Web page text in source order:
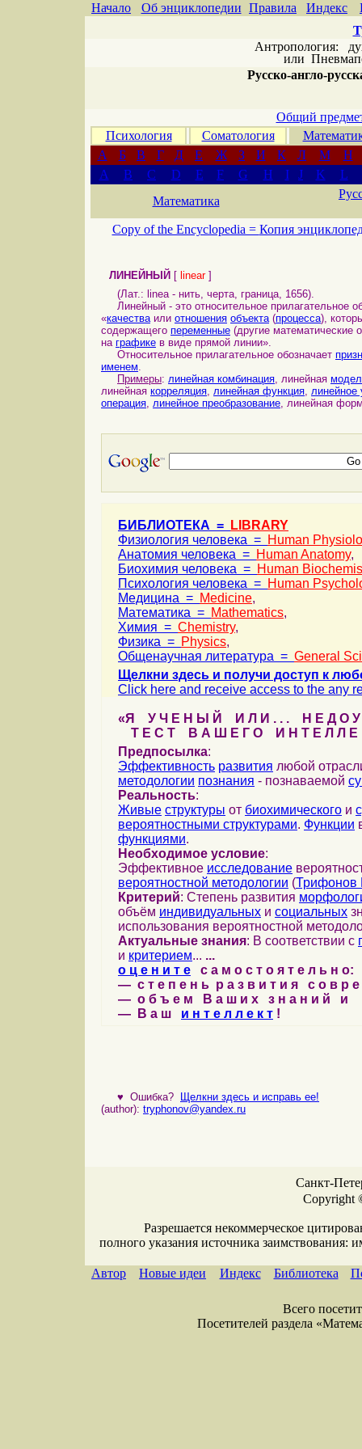
Начало Об энциклопедии Правила Индекс
Антропология:
или
Русско-англо-
Общий
Психология
Соматология
А
Б В Г Д Е Ж З И К Л М
Н
A
B C D E F G H I J K
L
Математика
Copy of the Encyclopedia = Копия
ЛИНЕЙНЫЙ [ linear]
(Лат.: linea - нить, черта, граница, 1656).
Линейный - это относительное прилагательное
«качестваили отношения объекта(процесса),
содержащего переменные (другие математические
на графике в виде прямой линии».
Относительное прилагательное обозначает
именем.
Примеры: линейная комбинация, линейная
линейная корреляция, линейная функция, линейное
операция, линейное преобразование, линейная
БИБЛИОТЕКА =
LIBRARY
Физиология человека = Human
Анатомия человека = Human Anatomy,
Биохимия человека = Human
Психология человека = Human
Медицина = Medicine,
Математика = Mathematics,
Химия = Chemistry,
Физика = Physics,
Общенаучная литература = General
Щелкни здесь и получи доступ к
Click here and receive access to the any
«Я У Ч Е Н Ы Й И Л И . . . Н Е Д О У
Т Е С Т В А Ш Е Г О И Н Т Е Л Л Е
Предпосылка:
Эффективность развития любой
методологии познания - познаваемой
Реальность:
Живые структуры от биохимического и
вероятностными структурами. Функции
функциями.
Необходимое условие:
Эффективное исследование
вероятностной методологии (Трифонов
Критерий: Степень развития
объём индивидуальных и социальных
использования вероятностной
Актуальные знания: В соответствии с
и критерием... ...
о ц е н и т е с а м о с т о я т е л ь н о:
— с т е п е н ь р а з в и т и я с о в р
— о б ъ е м В а ш и х з н а н и й и
— В а ш и н т е л л е к т !
♥ Ошибка?
Щелкни здесь и исправь ее!
(author): tryphonov@yandex.ru
Санкт-
Copyright
Разрешается некоммерческое
полного указания источника заимствования:
Автор Новые идеи Индекс Библиотека
Всего
Посетителей раздела